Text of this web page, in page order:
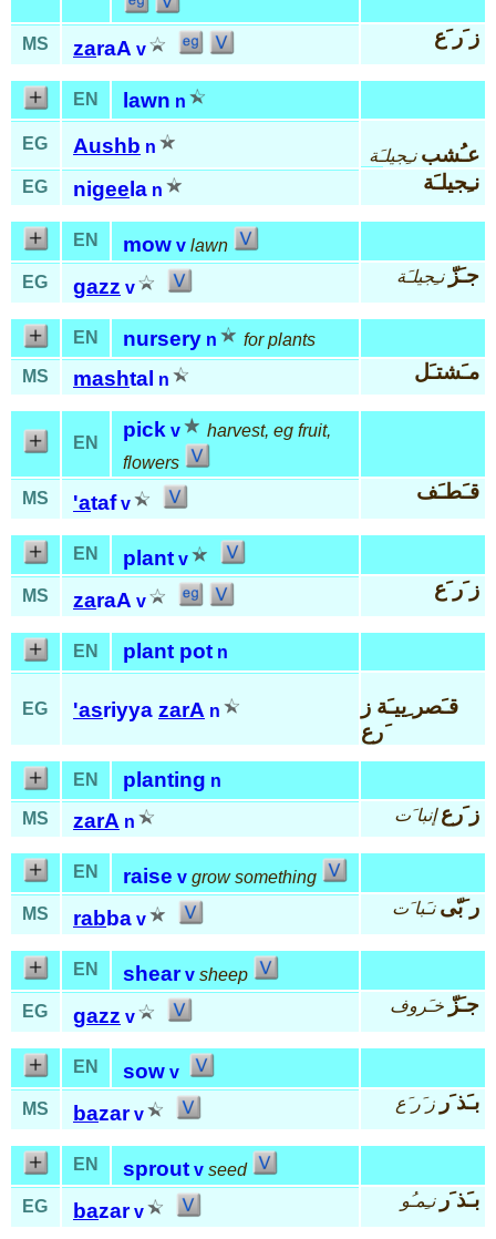
MS zaraA v
ز َر َع
EN lawn n
EG Aushb n عـُشب نـِجيلـَة
EG
nigee la n نـِجيلـَة
EN mow v lawn
EG
gazz v
جـَزّ نـِجيلـَة
EN nursery n
for plants
MS
mashtal n مـَشتـَل
EN
pick v
harvest, eg fruit,
flowers
MS
'ataf v
قـَطـَف
EN plant v
MS
zaraA v
ز َر َع
EN plant pot n
EG 'asriyya zarA n
قـَصر ِييـَة ز
َرع
EN planting n
MS
zarA n ز َرع إنبا َت
EN raise v grow something
MS
rabba v
ر َبّى نـَبا َت
EN shear v sheep
EG
gazz v
جـَزّ خـَروف
EN sow v
MS
bazar v
بـَذ َر ز َر َع
EN sprout v seed
EG
bazar v
بـَذ َر نـِمـُو